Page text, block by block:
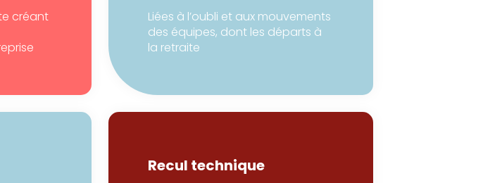
créant
Liées à l’oubli et aux mouvements
des équipes, dont les départs à
la retraite
Recul technique